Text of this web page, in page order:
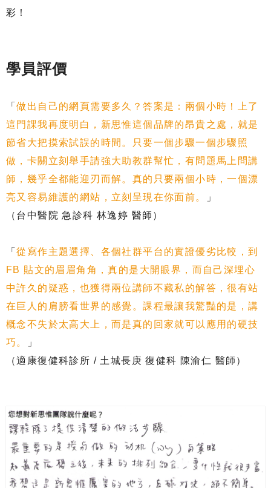
彩！
學員評價
「做出自己的網頁需要多久？答案是：兩個小時！上了
這門課我再度明白，新思惟這個品牌的昂貴之處，就是
節省大把摸索試誤的時間。只要一個步驟一個步驟照
做，卡關立刻舉手請強大助教群幫忙，有問題馬上問講
師，幾乎全都能迎刃而解。真的只要兩個小時，一個漂
亮又容易維護的網站，立刻呈現在你面前。
」
（台中醫院 急診科 林逸婷 醫師）
「從寫作主題選擇、各個社群平台的實證優劣比較，到
FB 貼文的眉眉角角，真的是大開眼界，而自己深埋心
中許久的疑惑，也獲得兩位講師不藏私的解答，很有站
在巨人的肩膀看世界的感覺。課程最讓我驚豔的是，講
概念不失於太高大上，而是真的回家就可以應用的硬技
巧。
」
（適康復健科診所 / 土城長庚 復健科 陳渝仁 醫師）